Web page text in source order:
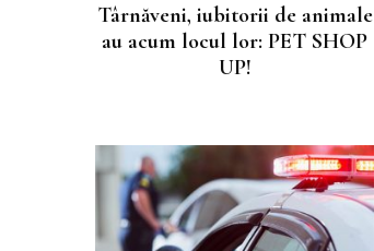
Târnăveni, iubitorii de animale
au acum locul lor: PET SHOP
UP!